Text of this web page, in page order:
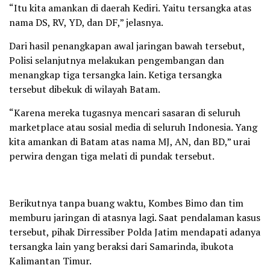
“Itu kita amankan di daerah Kediri. Yaitu tersangka atas
nama DS, RV, YD, dan DF,” jelasnya.
Dari hasil penangkapan awal jaringan bawah tersebut,
Polisi selanjutnya melakukan pengembangan dan
menangkap tiga tersangka lain. Ketiga tersangka
tersebut dibekuk di wilayah Batam.
“Karena mereka tugasnya mencari sasaran di seluruh
marketplace atau sosial media di seluruh Indonesia. Yang
kita amankan di Batam atas nama MJ, AN, dan BD,” urai
perwira dengan tiga melati di pundak tersebut.
Berikutnya tanpa buang waktu, Kombes Bimo dan tim
memburu jaringan di atasnya lagi. Saat pendalaman kasus
tersebut, pihak Dirressiber Polda Jatim mendapati adanya
tersangka lain yang beraksi dari Samarinda, ibukota
Kalimantan Timur.